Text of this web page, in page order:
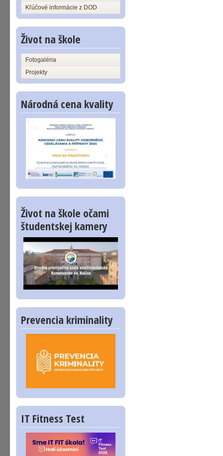
Kľúčové informácie z DOD
Život na škole
Fotogaléria
Projekty
Národná cena kvality
Život na škole očami
študentskej kamery
Prevencia kriminality
IT Fitness Test